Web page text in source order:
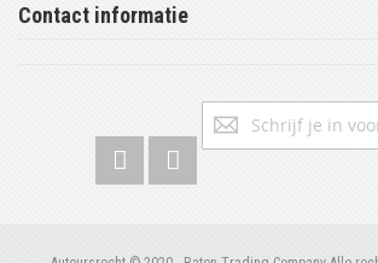
Contact informatie
Abonneer